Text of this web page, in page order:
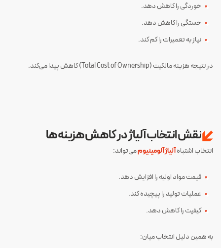
خوردگی را کاهش دهد.
خستگی را کاهش دهد.
نیاز به تعمیرات را کم کند.
در نتیجه هزینه مالکیت (Total Cost of Ownership) کاهش پیدا می‌کند.
نقش انتخاب آلیاژ در کاهش هزینه‌ها
انتخاب اشتباهآلیاژ آلومینیوممی‌تواند:
قیمت مواد اولیه را افزایش دهد.
عملیات تولید را پیچیده کند.
کیفیت را کاهش دهد.
به همین دلیل انتخاب میان: